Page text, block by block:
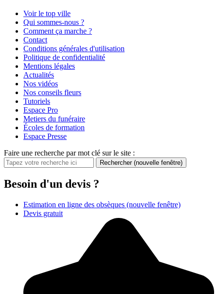
Voir le top ville
Qui sommes-nous ?
Comment ça marche ?
Contact
Conditions générales d'utilisation
Politique de confidentialité
Mentions légales
Actualités
Nos vidéos
Nos conseils fleurs
Tutoriels
Espace Pro
Metiers du funéraire
Écoles de formation
Espace Presse
Faire une recherche par mot clé sur le site :
Rechercher (nouvelle fenêtre)
Besoin d'un devis ?
Estimation en ligne des obsèques (nouvelle fenêtre)
Devis gratuit